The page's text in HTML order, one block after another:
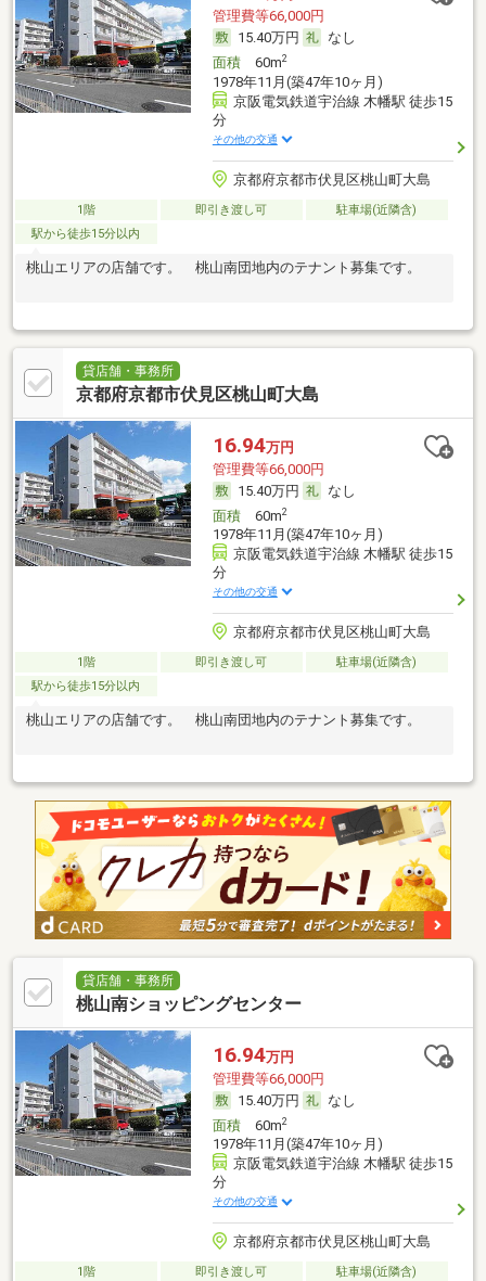
管理費等66,000円
15.40万円
なし
面積60m2
1978年11月(築47年10ヶ月)
京阪電気鉄道宇治線 木幡駅 徒歩15
分
その他の交通
京都府京都市伏見区桃山町大島
1階 即引き渡し可
駐車場(近隣含)
駅から徒歩15分以内
桃山エリアの店舗です。 桃山南団地内のテナント募集です。
貸店舗・事務所
京都府京都市伏見区桃山町大島
16.94万円
管理費等66,000円
15.40万円
なし
面積60m2
1978年11月(築47年10ヶ月)
京阪電気鉄道宇治線 木幡駅 徒歩15
分
その他の交通
京都府京都市伏見区桃山町大島
1階 即引き渡し可
駐車場(近隣含)
駅から徒歩15分以内
桃山エリアの店舗です。 桃山南団地内のテナント募集です。
貸店舗・事務所
桃山南ショッピングセンター
16.94万円
管理費等66,000円
15.40万円
なし
面積60m2
1978年11月(築47年10ヶ月)
京阪電気鉄道宇治線 木幡駅 徒歩15
分
その他の交通
京都府京都市伏見区桃山町大島
1階 即引き渡し可
駐車場(近隣含)